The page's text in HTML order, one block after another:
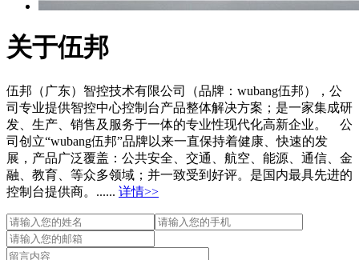
关于伍邦
伍邦（广东）智控技术有限公司（品牌：wubang伍邦），公
司专业提供智控中心控制台产品整体解决方案；是一家集成研
发、生产、销售及服务于一体的专业性现代化高新企业。 公
司创立“wubang伍邦”品牌以来一直保持着健康、快速的发
展，产品广泛覆盖：公共安全、交通、航空、能源、通信、金
融、教育、等众多领域；并一致受到好评。是国内最具先进的
控制台提供商。...... 详情>>